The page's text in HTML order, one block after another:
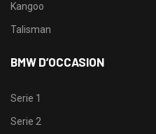
Kangoo
Talisman
BMW D’OCCASION
Serie 1
Serie 2